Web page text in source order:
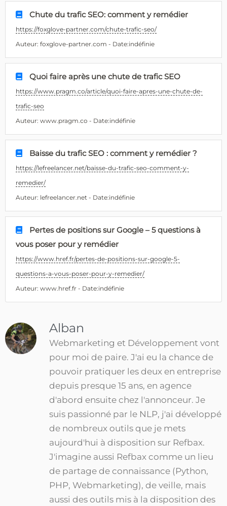
Chute du trafic SEO: comment y remédier
https://foxglove-partner.com/chute-trafic-seo/
Auteur: foxglove-partner.com - Date:indéfinie
Quoi faire après une chute de trafic SEO
https://www.pragm.co/article/quoi-faire-apres-une-chute-de-
trafic-seo
Auteur: www.pragm.co - Date:indéfinie
Baisse du trafic SEO : comment y remédier ?
https://lefreelancer.net/baisse-du-trafic-seo-comment-y-
remedier/
Auteur: lefreelancer.net - Date:indéfinie
Pertes de positions sur Google – 5 questions à
vous poser pour y remédier
https://www.href.fr/pertes-de-positions-sur-google-5-
questions-a-vous-poser-pour-y-remedier/
Auteur: www.href.fr - Date:indéfinie
Alban
Webmarketing et Développement vont
pour moi de paire. J'ai eu la chance de
pouvoir pratiquer les deux en entreprise
depuis presque 15 ans, en agence
d'abord ensuite chez l'annonceur. Je
suis passionné par le NLP, j'ai développé
de nombreux outils que je mets
aujourd'hui à disposition sur Refbax.
J'imagine aussi Refbax comme un lieu
de partage de connaissance (Python,
PHP, Webmarketing), de veille, mais
aussi des outils mis à la disposition des